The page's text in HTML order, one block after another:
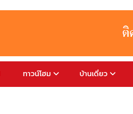
ทาวน์โฮม บ้านเดี่ยว